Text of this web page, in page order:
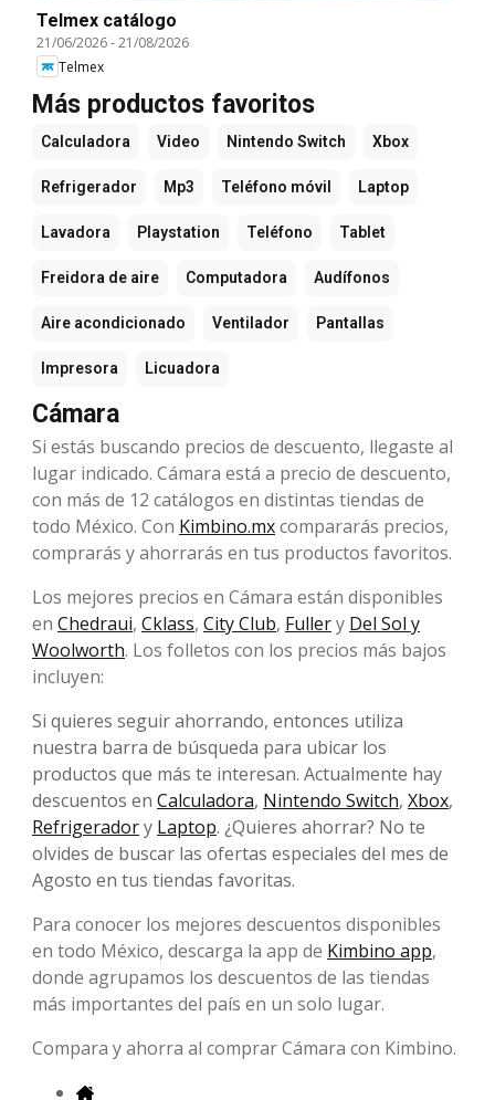
Telmex catálogo
21/06/2026-21/08/2026
Telmex
Más productos favoritos
Calculadora Video Nintendo Switch Xbox
Refrigerador Mp3 Teléfono móvil Laptop
Lavadora Playstation Teléfono Tablet
Freidora de aire Computadora Audífonos
Aire acondicionado Ventilador Pantallas
Impresora Licuadora
Cámara
Si estás buscando precios de descuento, llegaste al
lugar indicado. Cámara está a precio de descuento,
con más de 12 catálogos en distintas tiendas de
todo México. Con Kimbino.mxcompararás precios,
comprarás y ahorrarás en tus productos favoritos.
Los mejores precios en Cámara están disponibles
en Chedraui, Cklass, City Club, Fullery Del Sol y
Woolworth. Los folletos con los precios más bajos
incluyen:
Si quieres seguir ahorrando, entonces utiliza
nuestra barra de búsqueda para ubicar los
productos que más te interesan. Actualmente hay
descuentos en Calculadora, Nintendo Switch, Xbox,
Refrigeradory Laptop. ¿Quieres ahorrar? No te
olvides de buscar las ofertas especiales del mes de
Agosto en tus tiendas favoritas.
Para conocer los mejores descuentos disponibles
en todo México, descarga la app de Kimbino app,
donde agrupamos los descuentos de las tiendas
más importantes del país en un solo lugar.
Compara y ahorra al comprar Cámara con Kimbino.